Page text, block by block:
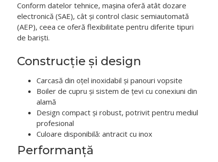
Conform datelor tehnice, mașina oferă atât dozare
electronică (SAE), cât și control clasic semiautomată
(AEP), ceea ce oferă flexibilitate pentru diferite tipuri
de bariști.
Construcție și design
Carcasă din oțel inoxidabil și panouri vopsite
Boiler de cupru și sistem de țevi cu conexiuni din
alamă
Design compact și robust, potrivit pentru mediul
profesional
Culoare disponibilă: antracit cu inox
Performanță